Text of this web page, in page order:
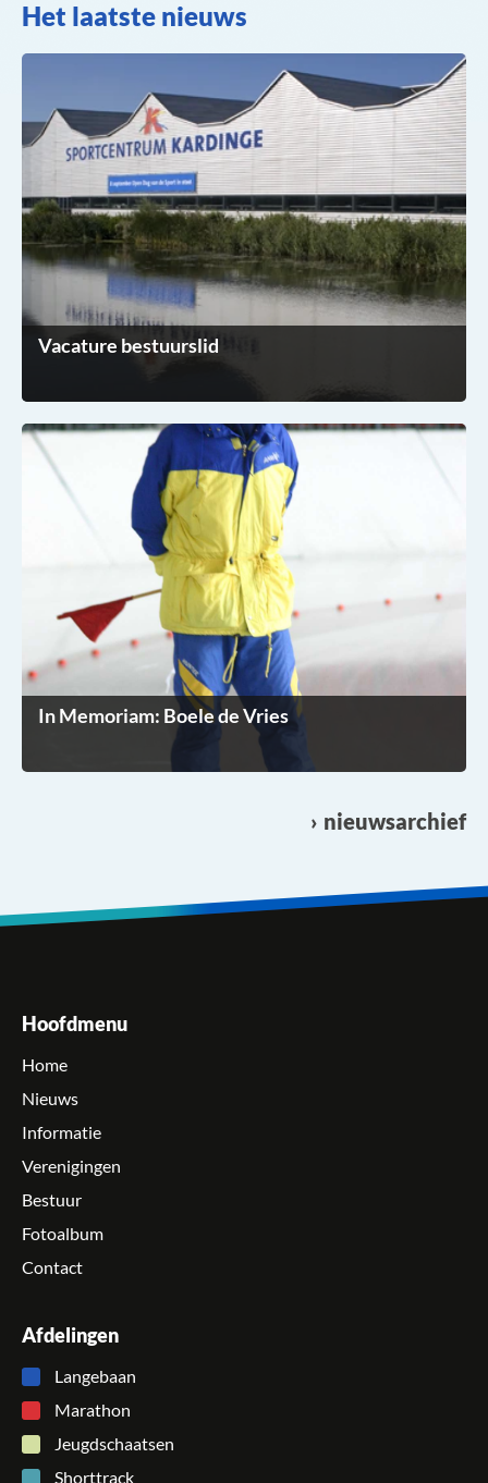
Het laatste nieuws
Vacature bestuurslid
In Memoriam: Boele de Vries
nieuwsarchief
Hoofdmenu
Home
Nieuws
Informatie
Verenigingen
Bestuur
Fotoalbum
Contact
Afdelingen
Langebaan
Marathon
Jeugdschaatsen
Shorttrack